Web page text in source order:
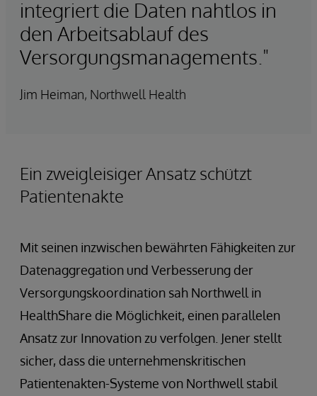
integriert die Daten nahtlos in
den Arbeitsablauf des
Versorgungsmanagements."
Jim Heiman, Northwell Health
Ein zweigleisiger Ansatz schützt
Patientenakte
Mit seinen inzwischen bewährten Fähigkeiten zur
Datenaggregation und Verbesserung der
Versorgungskoordination sah Northwell in
HealthShare die Möglichkeit, einen parallelen
Ansatz zur Innovation zu verfolgen. Jener stellt
sicher, dass die unternehmenskritischen
Patientenakten-Systeme von Northwell stabil